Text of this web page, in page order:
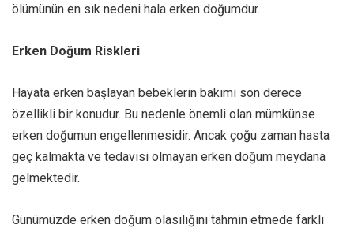
ölümünün en sık nedeni hala erken doğumdur.
Erken Doğum Riskleri
Hayata erken başlayan bebeklerin bakımı son derece
özellikli bir konudur. Bu nedenle önemli olan mümkünse
erken doğumun engellenmesidir. Ancak çoğu zaman hasta
geç kalmakta ve tedavisi olmayan erken doğum meydana
gelmektedir.
Günümüzde erken doğum olasılığını tahmin etmede farklı